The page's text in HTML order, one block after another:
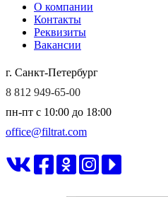
О компании
Контакты
Реквизиты
Вакансии
г. Санкт-Петербург
8 812 949-65-00
пн-пт c 10:00 до 18:00
office@filtrat.com